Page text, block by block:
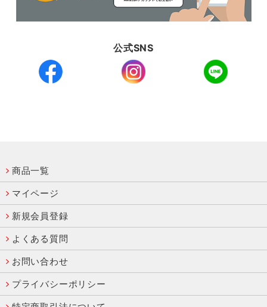
公式SNS
商品一覧
マイページ
新規会員登録
よくある質問
お問い合わせ
プライバシーポリシー